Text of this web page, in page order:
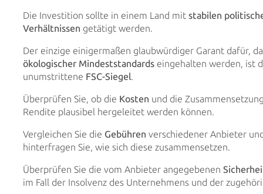
Die Investition sollte in einem Land mit stabilen
Verhältnissen getätigt werden.
Der einzige einigermaßen glaubwürdiger Garant dafür,
ökologischer Mindeststandards eingehalten werden, ist
unumstrittene FSC-Siegel.
Überprüfen Sie, ob die Kosten und die
Rendite plausibel hergeleitet werden können.
Vergleichen Sie die Gebühren verschiedener Anbieter
hinterfragen Sie, wie sich diese zusammensetzen.
Überprüfen Sie die vom Anbieter angegebenen
im Fall der Insolvenz des Unternehmens und der